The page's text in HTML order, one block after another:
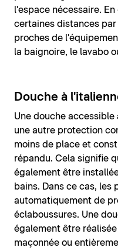
l'espace nécessaire.
certaines distances
proches de
la baignoire, le lavabo
Douche à
Une douche accessible
une autre protection
moins de place et
répandu. Cela signifie
également être
bains. Dans ce cas, les
automatiquement de
éclaboussures. Une
également être
maçonnée ou